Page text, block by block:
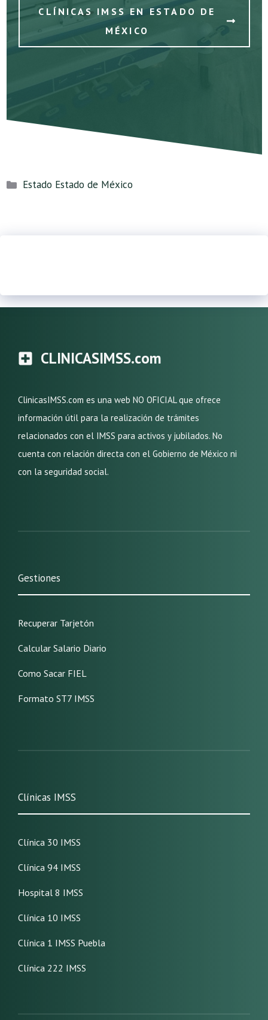
CLÍNICAS IMSS EN ESTADO DE
MÉXICO
Categorías
Estado Estado de México
CLINICASIMSS.com
ClinicasIMSS.com es una web NO OFICIAL que ofrece
información útil para la realización de trámites
relacionados con el IMSS para activos y jubilados. No
cuenta con relación directa con el Gobierno de México ni
con la seguridad social.
Gestiones
Recuperar Tarjetón
Calcular Salario Diario
Como Sacar FIEL
Formato ST7 IMSS
Clínicas IMSS
Clínica 30 IMSS
Clínica 94 IMSS
Hospital 8 IMSS
Clínica 10 IMSS
Clínica 1 IMSS Puebla
Clínica 222 IMSS